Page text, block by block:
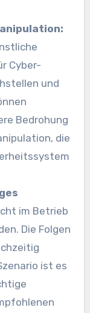
Cyber-
und
Bedrohung
die
im Betrieb
Die Folgen
ist es